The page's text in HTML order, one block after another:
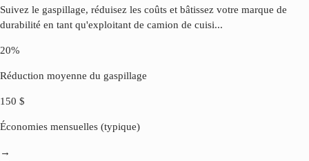
Suivez le gaspillage, réduisez les coûts et bâtissez votre marque de
durabilité en tant qu'exploitant de camion de cuisi...
20%
Réduction moyenne du gaspillage
150 $
Économies mensuelles (typique)
→